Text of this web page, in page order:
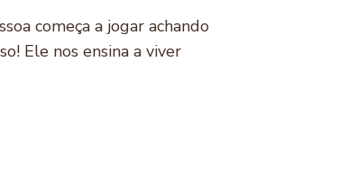
começa a jogar achando
Ele nos ensina a viver